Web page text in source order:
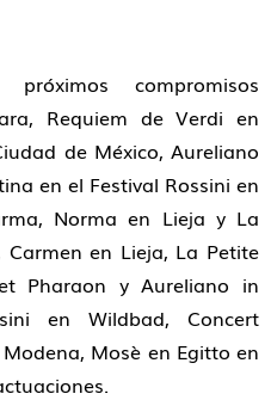
compromisos
Requiem de Verdi en
de México, Aureliano
en el Festival Rossini en
Norma en Lieja y La
Carmen en Lieja, La Petite
Pharaon yAureliano in
en Wildbad, Concert
Mosè en Egitto en